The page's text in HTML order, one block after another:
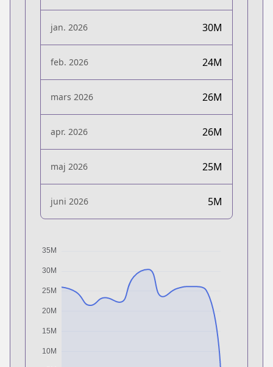
jan. 2026 30M
feb. 2026 24M
mars 2026 26M
apr. 2026 26M
maj 2026 25M
juni 2026 5M